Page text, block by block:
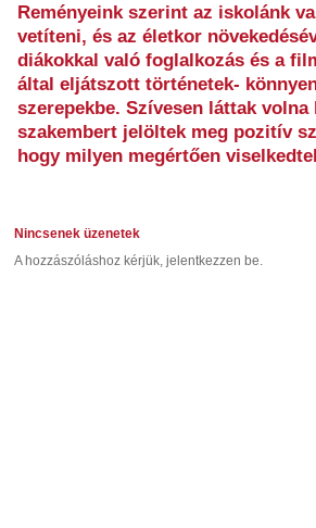
Reményeink szerint az iskolánk
vetíteni, és az életkor
diákokkal való foglalkozás és a
által eljátszott történetek-
szerepekbe. Szívesen láttak
szakembert jelöltek meg pozitív
hogy milyen megértően
Nincsenek üzenetek
A hozzászóláshoz kérjük, jelentkezzen be.